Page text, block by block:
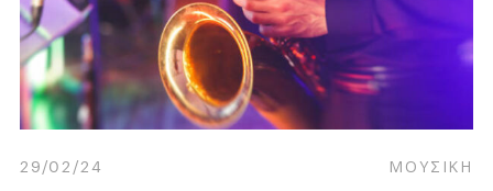
29/02/24 ΜΟΥΣΙΚΗ